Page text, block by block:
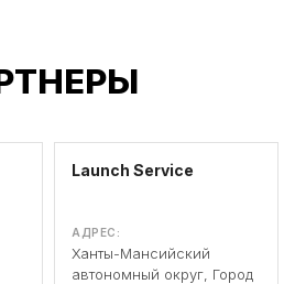
Launch Service
АДРЕС:
Ханты-Мансийский
автономный округ, Город